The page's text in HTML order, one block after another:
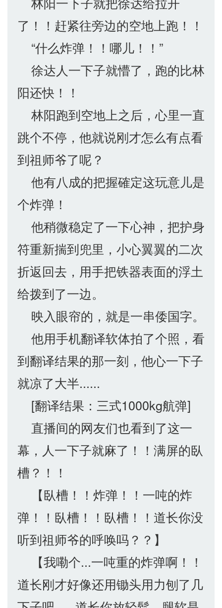
了！！赶紧往旁边的空地上跑！！
“什么炸弹！！哪儿！！”
徐达人一下子就懵了，跑的比林
阳还快！！
林阳跑到空地上之后，心里一直
跳个不停，他就说刚才怎么有点看
到祖师爷了呢？
他有八成的把握確定这玩意儿是
个炸弹！
他稍微稳定了一下心神，把护身
符重新揣到兜里，小心翼翼的二次
折返回去，用手把铁器表面的浮土
给拨到了一边。
映入眼帘的，就是一串倭国字。
他用手机翻译软体拍了个照，看
到翻译结果的那一刻，他心一下子
就凉了大半......
[翻译结果：三式1000kg航弹]
直播间的网友们也看到了这一
幕，人一下子就麻了！！满屏的臥
槽？！！
【臥槽！！炸弹！！一吨的炸
弹！！臥槽！！臥槽！！道长你没
听到祖师爷的呼唤吗？？】
【我嘞个...一吨重的炸弹啊！！
道长刚才好像还用锄头用力刨了几